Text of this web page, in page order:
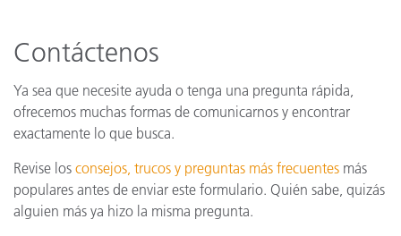
Contáctenos
Ya sea que necesite ayuda o tenga una pregunta rápida,
ofrecemos muchas formas de comunicarnos y encontrar
exactamente lo que busca.
Revise los consejos, trucos y preguntas más frecuentes más
populares antes de enviar este formulario. Quién sabe, quizás
alguien más ya hizo la misma pregunta.